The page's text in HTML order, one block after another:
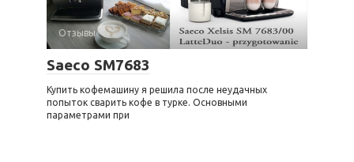
Отзывы
Saeco SM7683
Купить кофемашину я решила после неудачных
попыток сварить кофе в турке. Основными
параметрами при